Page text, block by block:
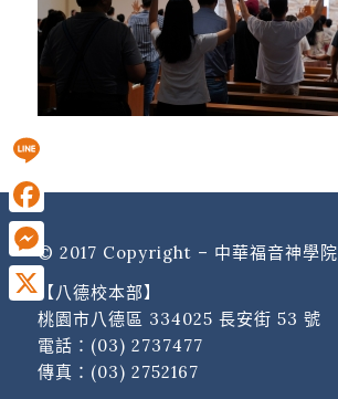
© 2017 Copyright – 中華福音神學院
【八德校本部】
桃園市八德區 334025 長安街 53 號
電話： (03) 2737477
傳真：(03) 2752167
Line
Facebook
Messenger